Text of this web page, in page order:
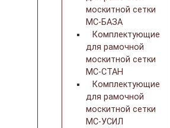
москитной сетки
МС-БАЗА
Комплектующие
для рамочной
москитной сетки
МС-СТАН
Комплектующие
для рамочной
москитной сетки
МС-УСИЛ